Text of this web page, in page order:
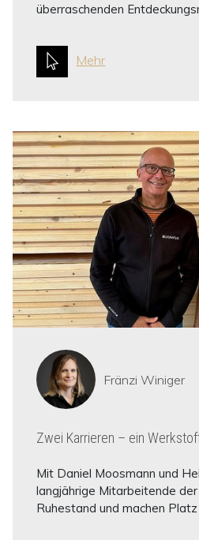
überraschenden
Mehr
Fränzi Winiger
Zwei Karrieren – ein
Mit Daniel Moosmann und
langjährige Mitarbeitende
Ruhestand und machen